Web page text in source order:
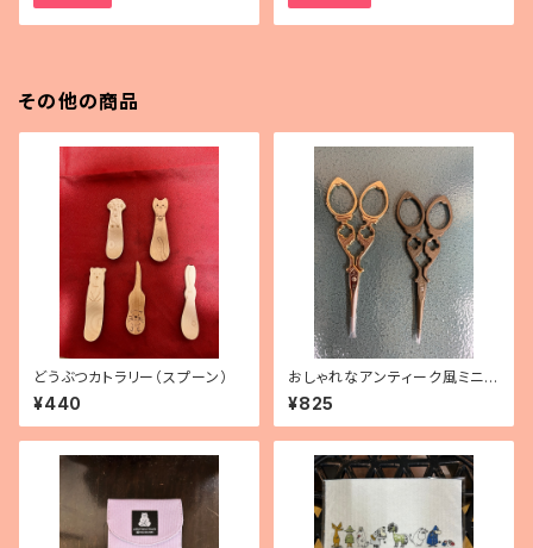
その他の商品
どうぶつカトラリー（スプーン）
¥440
おしゃれなアンティーク風ミニシ
ザー
¥825